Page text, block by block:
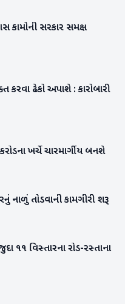
કામોની સરકાર સમક્ષ
કરવા ઢેકો અપાશે : કારોબારી
ખર્ચે ચારમાર્ગીય બનશે
નાળું તોડવાની કામગીરી શરૂ
૧૧ વિસ્તારના રોડ-રસ્તાના